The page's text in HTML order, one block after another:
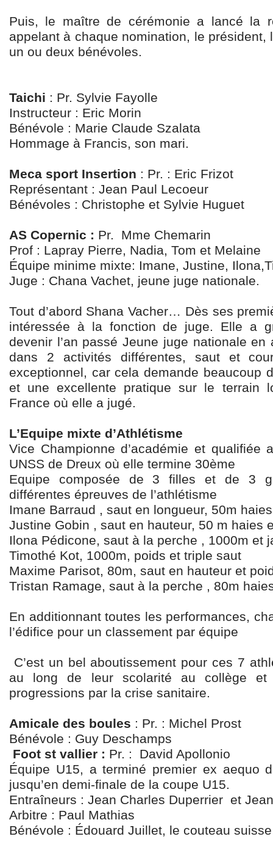
Puis, le maître de cérémonie a lancé la
appelant à chaque nomination, le président,
un ou deux bénévoles.
Taichi : Pr. Sylvie Fayolle
Instructeur : Eric Morin
Bénévole : Marie Claude Szalata
Hommage à Francis, son mari.
Meca sport Insertion : Pr. : Eric Frizot
Représentant : Jean Paul Lecoeur
Bénévoles : Christophe et Sylvie Huguet
AS Copernic : Pr. Mme Chemarin
Prof : Lapray Pierre, Nadia, Tom et Melaine
Équipe minime mixte: Imane, Justine,
Juge : Chana Vachet, jeune juge nationale.
Tout d’abord Shana Vacher… Dès ses
intéressée à la fonction de juge. Elle a
devenir l’an passé Jeune juge nationale
dans 2 activités différentes, saut et
exceptionnel, car cela demande beaucoup
et une excellente pratique sur le terrain
France où elle a jugé.
L’Equipe mixte d’Athlétisme
Vice Championne d’académie et qualifiée
UNSS de Dreux où elle termine 30ème
Equipe composée de 3 filles et de 3
différentes épreuves de l’athlétisme
Imane Barraud , saut en longueur, 50m
Justine Gobin , saut en hauteur, 50 m haies
Ilona Pédicone, saut à la perche , 1000m et
Timothé Kot, 1000m, poids et triple saut
Maxime Parisot, 80m, saut en hauteur et
Tristan Ramage, saut à la perche , 80m
En additionnant toutes les performances,
l’édifice pour un classement par équipe
C’est un bel aboutissement pour ces 7
au long de leur scolarité au collège
progressions par la crise sanitaire.
Amicale des boules : Pr. : Michel Prost
Bénévole : Guy Deschamps
Foot st vallier : Pr. : David Apollonio
Équipe U15, a terminé premier ex aequo
jusqu’en demi-finale de la coupe U15.
Entraîneurs : Jean Charles Duperrier et
Arbitre : Paul Mathias
Bénévole : Édouard Juillet, le couteau